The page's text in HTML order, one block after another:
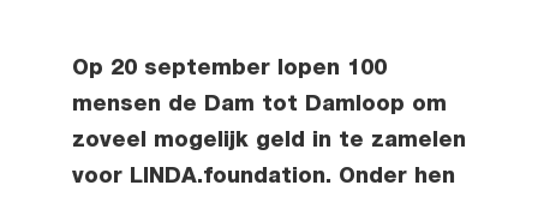
Op 20 september lopen 100
mensen de Dam tot Damloop om
zoveel mogelijk geld in te zamelen
voor LINDA.foundation. Onder hen